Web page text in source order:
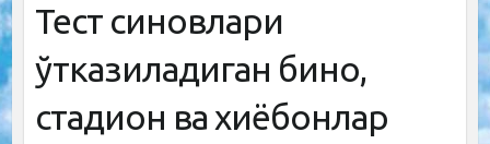
Тест синовлари
ўтказиладиган бино,
стадион ва хиёбонлар